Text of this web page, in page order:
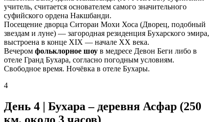
учитель, считается основателем самого значительного
суфийского ордена Накшбанди.
Посещение дворца Ситораи Мохи Хоса (Дворец, подобный
звездам и луне) — загородная резиденция Бухарского эмира,
выстроена в конце XIX — начале ХХ века.
Вечером фольклорное шоу в медресе Девон Беги либо в
отеле Гранд Бухара, согласно погодным условиям.
Свободное время. Ночёвка в отеле Бухары.
4
День 4 | Бухара – деревня Асфар (250